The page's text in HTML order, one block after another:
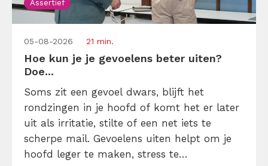
Assertief
05-08-2026 21 min.
Hoe kun je je gevoelens beter uiten?
Doe...
Soms zit een gevoel dwars, blijft het
rondzingen in je hoofd of komt het er later
uit als irritatie, stilte of een net iets te
scherpe mail. Gevoelens uiten helpt om je
hoofd leger te maken, stress te